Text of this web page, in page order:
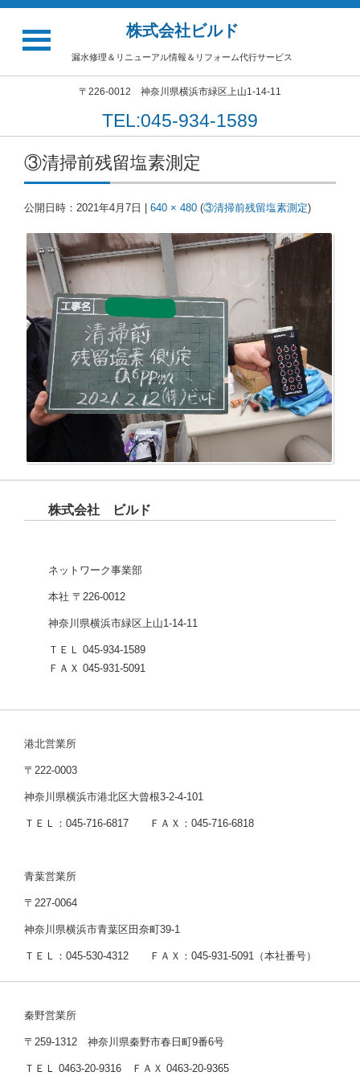
株式会社ビルド
漏水修理＆リニューアル情報＆リフォーム代行サービス
〒226-0012 神奈川県横浜市緑区上山1-14-11
TEL:045-934-1589
③清掃前残留塩素測定
公開日時： 2021年4月7日 640 × 480 (③清掃前残留塩素測定)
株式会社 ビルド
ネットワーク事業部
本社 〒226-0012
神奈川県横浜市緑区上山1-14-11
ＴＥＬ 045-934-1589
ＦＡＸ 045-931-5091
港北営業所
〒222-0003
神奈川県横浜市港北区大曾根3-2-4-101
ＴＥＬ：045-716-6817 ＦＡＸ：045-716-6818
青葉営業所
〒227-0064
神奈川県横浜市青葉区田奈町39-1
ＴＥＬ：045-530-4312 ＦＡＸ：045-931-5091（本社番号）
秦野営業所
〒259-1312 神奈川県秦野市春日町9番6号
ＴＥＬ 0463-20-9316 ＦＡＸ 0463-20-9365